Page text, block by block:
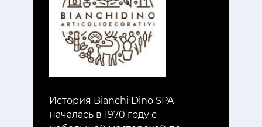
История Bianchi Dino SPA
началась в 1970 году с